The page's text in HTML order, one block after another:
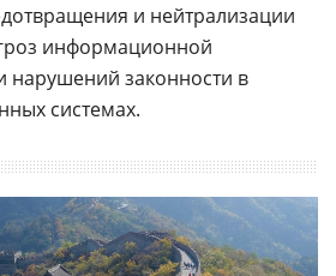
и нейтрализации
информационной
нарушений законности в
системах.